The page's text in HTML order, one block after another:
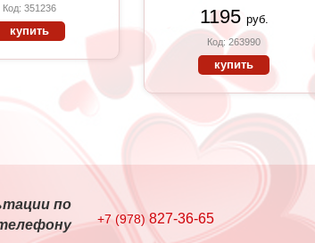
Код: 351236
купить
1195 руб.
Код: 263990
купить
по
+7 (978) 827-36-65